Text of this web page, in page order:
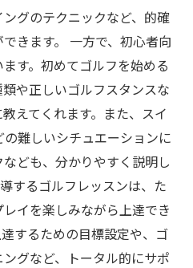
グのテクニックなど、的確
きます。 一方で、初心者向
す。初めてゴルフを始める
や正しいゴルフスタンスな
えてくれます。また、スイ
難しいシチュエーションに
ども、分かりやすく説明し
するゴルフレッスンは、た
イを楽しみながら上達でき
するための目標設定や、ゴ
グなど、トータル的にサポ